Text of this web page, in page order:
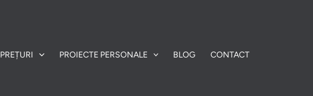
PREȚURI PROIECTE PERSONALE BLOG CONTACT